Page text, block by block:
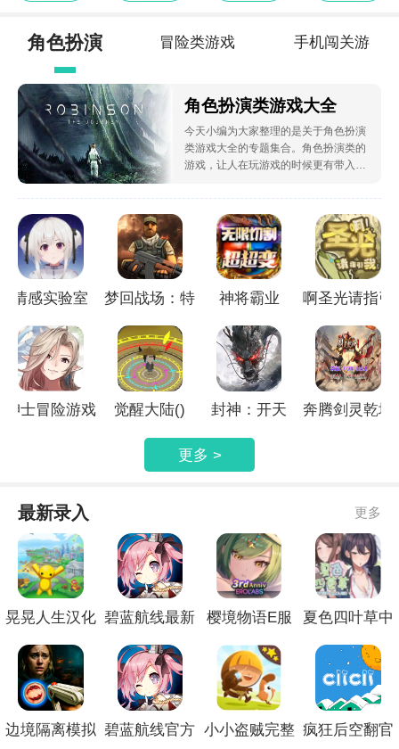
角色扮演 冒险类游戏
合集
手机闯关游
戏合集
角色扮演类游戏大全
今天小编为大家整理的是关于角色扮演
类游戏大全的专题集合。角色扮演类的
游戏，让人在玩游戏的时候更有带入
扮演类游戏，一起来看看吧。
情感实验室
梦回战场：特
神将霸业
啊圣光请指引
绅士冒险游戏 觉醒大陆() 封神：开天 奔腾剑灵乾坤
更多 >
最新录入 更多
晃晃人生汉化 碧蓝航线最新
樱境物语E服
夏色四叶草中
边境隔离模拟 碧蓝航线官方 小小盗贼完整 疯狂后空翻官